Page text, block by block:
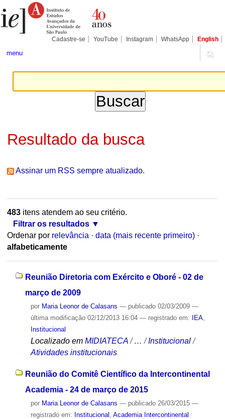
para
conteúdo.
Pessoais
Cadastre-se YouTube Instagram WhatsApp English
menu
Resultado da busca
Assinar um RSS sempre atualizado.
483itens atendem ao seu critério.
Filtrar os resultados
Ordenar por relevância · data (mais recente primeiro) ·
alfabeticamente
Reunião Diretoria com Exército e Oboré - 02 de
março de 2009
por Maria Leonor de Calasans — publicado02/03/2009 —
última modificação02/12/2013 16:04 — registrado em: IEA,
Institucional
Localizado em MIDIATECA /…/Institucional /
Atividades institucionais
Reunião do Comitê Científico da Intercontinental
Academia - 24 de março de 2015
por Maria Leonor de Calasans — publicado26/03/2015 —
registrado em: Institucional Academia Intercontinental